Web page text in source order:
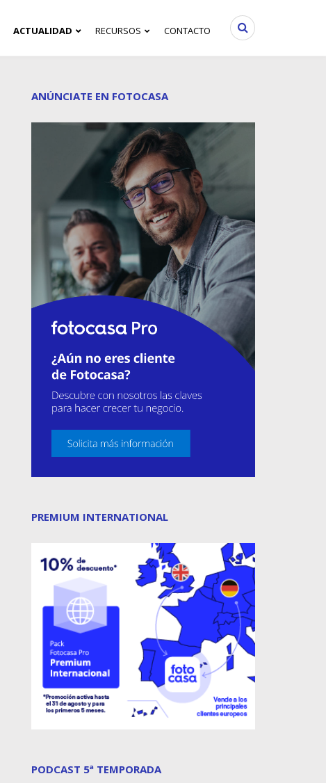
ACTUALIDAD RECURSOS CONTACTO
ANÚNCIATE EN FOTOCASA
PREMIUM INTERNATIONAL
PODCAST 5ª TEMPORADA